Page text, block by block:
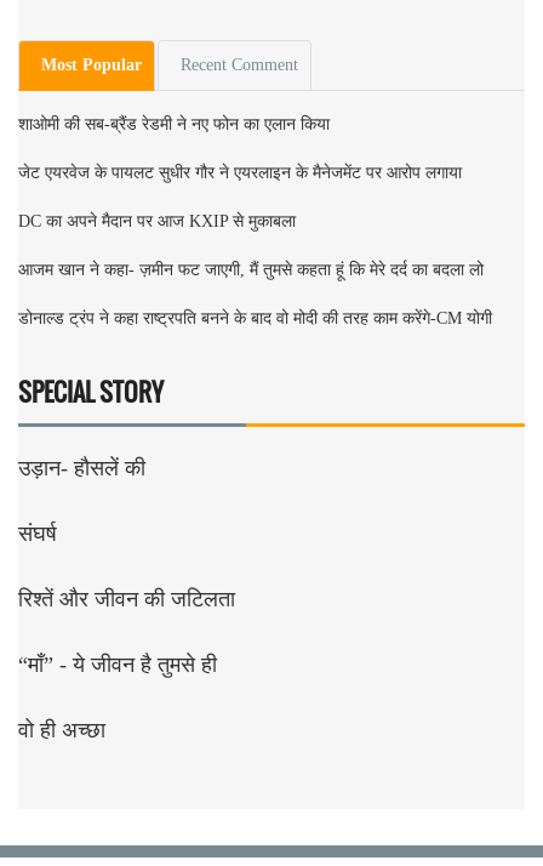
Most Popular Recent Comment
शाओमी की सब-ब्रैंड रेडमी ने नए फोन का एलान किया
जेट एयरवेज के पायलट सुधीर गौर ने एयरलाइन के मैनेजमेंट पर आरोप लगाया
DC का अपने मैदान पर आज KXIP से मुकाबला
आजम खान ने कहा- ज़मीन फट जाएगी, मैं तुमसे कहता हूं कि मेरे दर्द का बदला लो
डोनाल्ड ट्रंप ने कहा राष्ट्रपति बनने के बाद वो मोदी की तरह काम करेंगे-CM योगी
SPECIAL STORY
उड़ान- हौसलें की
संघर्ष
रिश्तें और जीवन की जटिलता
“माँ” - ये जीवन है तुमसे ही
वो ही अच्छा